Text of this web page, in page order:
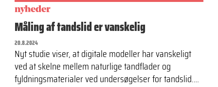
nyheder
Måling af tandslid er vanskelig
20.8.2024
Nyt studie viser, at digitale modeller har vanskeligt
ved at skelne mellem naturlige tandflader og
fyldningsmaterialer ved undersøgelser for tandslid.…